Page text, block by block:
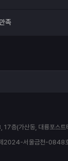
만족
층(가산동, 대륭포스트
제2024-서울금천-0848